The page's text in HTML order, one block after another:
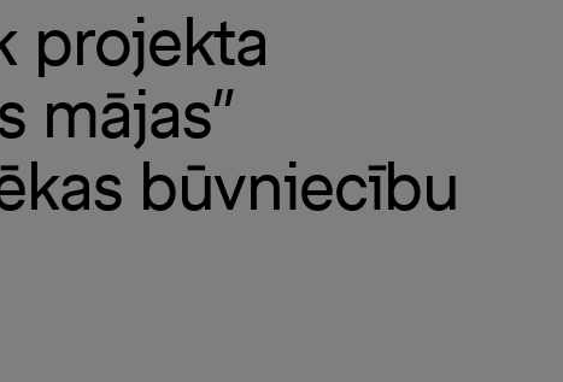
projekta
mājas”
būvniecību